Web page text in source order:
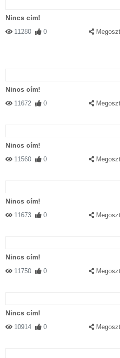
Nincs cím!
11280 0
Nincs cím!
11672 0
Nincs cím!
11560 0
Nincs cím!
11673 0
Nincs cím!
11750 0
Nincs cím!
10914 0